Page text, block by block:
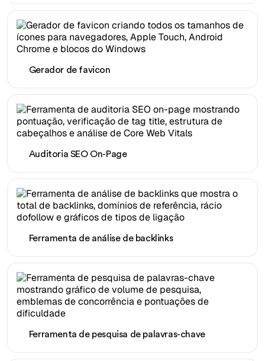
Gerador de favicon
Auditoria SEO On-Page
Ferramenta de análise de backlinks
Ferramenta de pesquisa de palavras-chave